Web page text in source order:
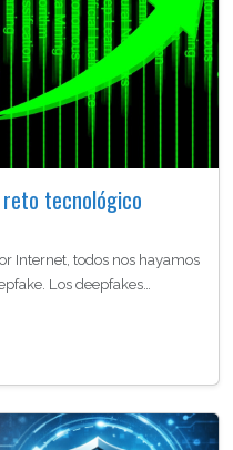
tecnológico
Internet, todos nos hayamos
Los deepfakes…